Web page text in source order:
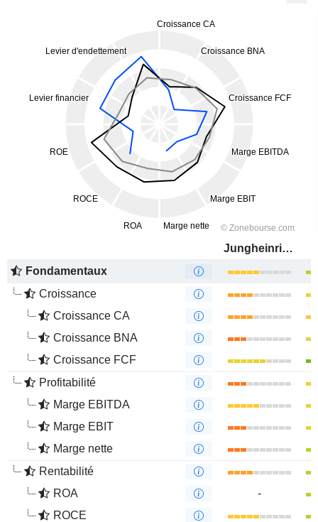
Jungheinrich AG
Fondamentaux
Croissance
Croissance CA
Croissance BNA
Croissance FCF
Profitabilité
Marge EBITDA
Marge EBIT
Marge nette
Rentabilité
ROA
-
ROCE